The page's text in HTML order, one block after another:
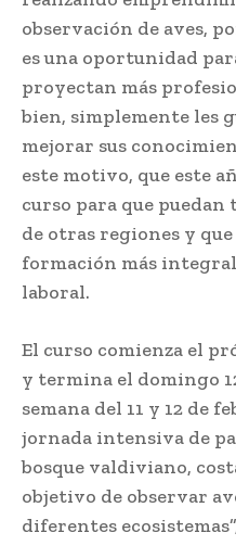
observación de aves,
es una oportunidad
proyectan más
bien, simplemente les
mejorar sus
este motivo, que este
curso para que puedan
de otras regiones y
formación más
laboral.
El curso comienza el
y termina el domingo
semana del 11 y 12 de
jornada intensiva de
bosque valdiviano,
objetivo de observar
diferentes